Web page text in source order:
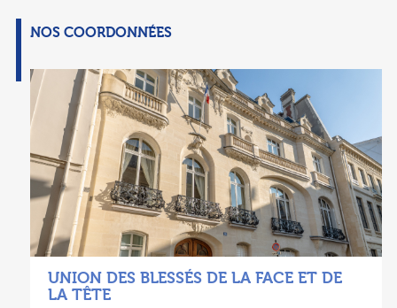
NOS COORDONNÉES
UNION DES BLESSÉS DE LA FACE ET DE
LA TÊTE